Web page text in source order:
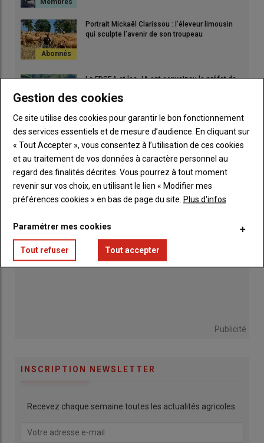
Portrait Mickaël Clarissou : l’éleveur limousin
qui sculpte l’avenir de son troupeau
La FDSEA et les JA ont convaincu le préfet de
Installation : Théo Mialon, l'élevage charolais en
Publicité
INSCRIPTION NEWSLETTER
Recevez chaque semaine toutes les actualités agricoles.
Gestion des cookies
Ce site utilise des cookies pour garantir le bon fonctionnement
des services essentiels et de mesure d’audience. En cliquant sur
« Tout Accepter », vous consentez à l’utilisation de ces cookies
et au traitement de vos données à caractère personnel au
regard des finalités décrites. Vous pourrez à tout moment
revenir sur vos choix, en utilisant le lien « Modifier mes
préférences cookies » en bas de page du site. Plus d'infos
Paramétrer mes cookies
Tout refuser Tout accepter